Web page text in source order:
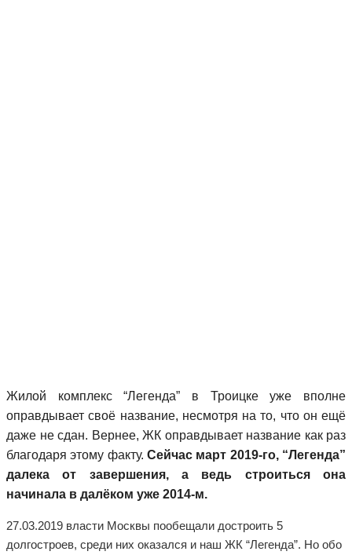
Жилой комплекс “Легенда” в Троицке уже вполне
оправдывает своё название, несмотря на то, что он ещё
даже не сдан. Вернее, ЖК оправдывает название как раз
благодаря этому факту. Сейчас март 2019-го, “Легенда”
далека от завершения, а ведь строиться она
начинала в далёком уже 2014-м.
27.03.2019 власти Москвы пообещали достроить 5
долгостроев, среди них оказался и наш ЖК “Легенда”. Но обо